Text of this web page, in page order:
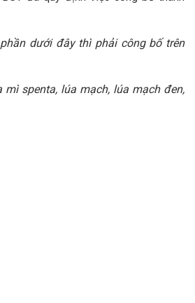
dưới đây thì phải công bố trên
spenta, lúa mạch, lúa mạch đen,